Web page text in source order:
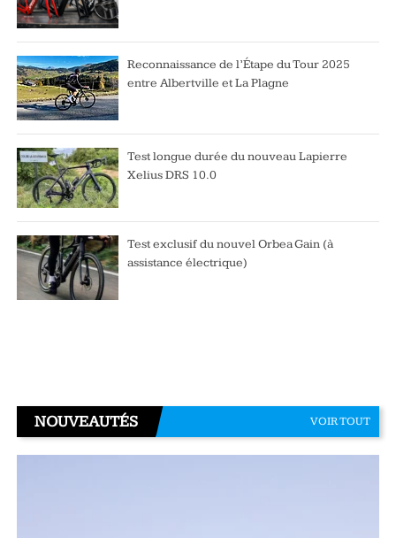
Reconnaissance de l’Étape du Tour 2025
entre Albertville et La Plagne
Test longue durée du nouveau Lapierre
Xelius DRS 10.0
Test exclusif du nouvel Orbea Gain (à
assistance électrique)
NOUVEAUTÉS VOIR TOUT